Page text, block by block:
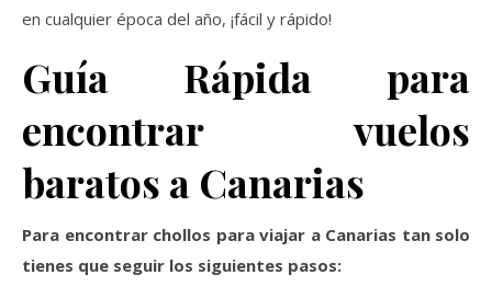
en cualquier época del año, ¡fácil y rápido!
Guía Rápida para
encontrar vuelos
baratos a Canarias
Para encontrar chollos para viajar a Canarias tan solo
tienes que seguir los siguientes pasos: